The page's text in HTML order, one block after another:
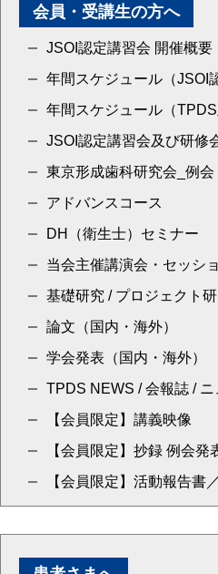
会員・受講生の方へ
JSOI認定講習会 開催概要
年間スケジュール（JSOI
年間スケジュール（TPDS
JSOI認定講習会及び研修
東京形成歯科研究会_例会
アドバンスコース
DH（衛生士）セミナー
当会主催講演会・セッシ
基礎研究 / プロジェクト
論文（国内・海外）
学会発表（国内・海外）
TPDS NEWS / 会報誌 /
【会員限定】講義映像
【会員限定】抄録 例会発
【会員限定】活動報告書